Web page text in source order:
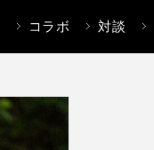
コラボ 対談